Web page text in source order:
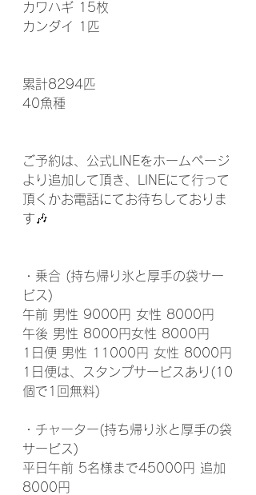
カワハギ 15枚
カンダイ 1匹
累計8294匹
40魚種
ご予約は、公式LINEをホームページ
より追加して頂き、LINEにて行って
頂くかお電話にてお待ちしておりま
す🎶
・乗合 (持ち帰り氷と厚手の袋サー
ビス)
午前 男性 9000円 女性 8000円
午後 男性 8000円女性 8000円
1日便 男性 11000円 女性 8000円
1日便は、スタンプサービスあり(10
個で1回無料)
・チャーター(持ち帰り氷と厚手の袋
サービス)
平日午前 5名様まで45000円 追加
8000円